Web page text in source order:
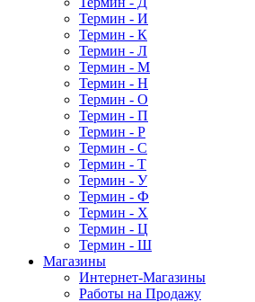
Термин - И
Термин - К
Термин - Л
Термин - М
Термин - Н
Термин - О
Термин - П
Термин - Р
Термин - С
Термин - Т
Термин - У
Термин - Ф
Термин - Х
Термин - Ц
Термин - Ш
Магазины
Интернет-Магазины
Работы на Продажу